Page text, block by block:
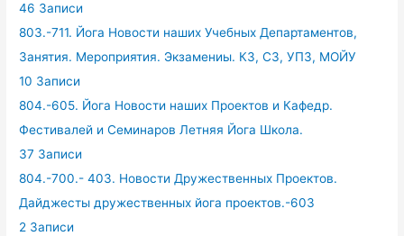
46 Записи
803.-711. Йога Новости наших Учебных Департаментов,
Занятия. Мероприятия. Экзамениы. КЗ, СЗ, УПЗ, МОЙУ
10 Записи
804.-605. Йога Новости наших Проектов и Кафедр.
Фестивалей и Семинаров Летняя Йога Школа.
37 Записи
804.-700.- 403. Новости Дружественных Проектов.
Дайджесты дружественных йога проектов.-603
2 Записи